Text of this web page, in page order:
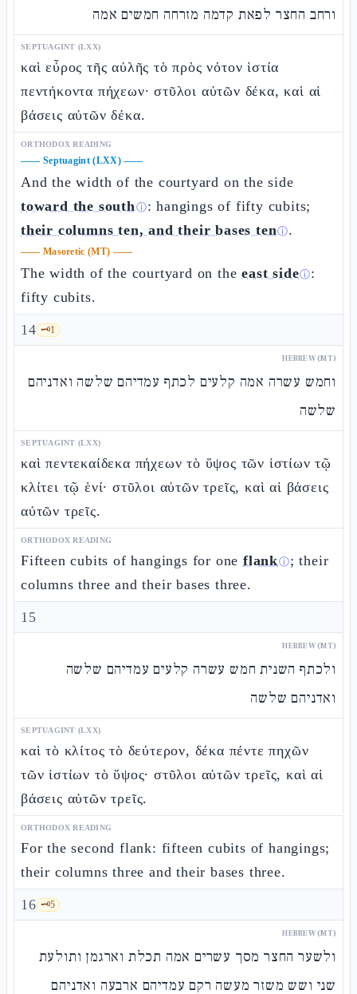
ורחב החצר לפאת קדמה מזרחה חמשים אמה
SEPTUAGINT (LXX)
καὶ εὖρος τῆς αὐλῆς τὸ πρὸς νότον ἱστία
πεντήκοντα πήχεων· στῦλοι αὐτῶν δέκα, καὶ αἱ
βάσεις αὐτῶν δέκα.
ORTHODOX READING
—— Septuagint (LXX)——
And the width of the courtyard on the side
toward the southⓘ: hangings of fifty cubits;
their columns ten, and their bases tenⓘ.
—— Masoretic (MT) ——
The width of the courtyard on theeast sideⓘ:
fifty cubits.
14 🗝️1
HEBREW (MT)
וחמש עשרה אמה קלעים לכתף עמדיהם שלשה ואדניהם
שלשה
SEPTUAGINT (LXX)
καὶ πεντεκαίδεκα πήχεων τὸ ὕψος τῶν ἱστίων τῷ
κλίτει τῷ ἑνί· στῦλοι αὐτῶν τρεῖς, καὶ αἱ βάσεις
αὐτῶν τρεῖς.
ORTHODOX READING
Fifteen cubits of hangings for one flankⓘ; their
columns three and their bases three.
15
HEBREW (MT)
ולכתף השנית חמש עשרה קלעים עמדיהם שלשה
ואדניהם שלשה
SEPTUAGINT (LXX)
καὶ τὸ κλίτος τὸ δεύτερον, δέκα πέντε πηχῶν
τῶν ἱστίων τὸ ὕψος· στῦλοι αὐτῶν τρεῖς, καὶ αἱ
βάσεις αὐτῶν τρεῖς.
ORTHODOX READING
For the second flank: fifteen cubits of hangings;
their columns three and their bases three.
16 🗝️5
HEBREW (MT)
ולשער החצר מסך עשרים אמה תכלת וארגמן ותולעת
שני ושש משזר מעשה רקם עמדיהם ארבעה ואדניהם